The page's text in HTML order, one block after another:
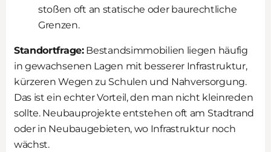
stoßen oft an statische oder baurechtliche
Grenzen.
Standortfrage:Bestandsimmobilien liegen häufig
in gewachsenen Lagen mit besserer Infrastruktur,
kürzeren Wegen zu Schulen und Nahversorgung.
Das ist ein echter Vorteil, den man nicht kleinreden
sollte. Neubauprojekte entstehen oft am Stadtrand
oder in Neubaugebieten, wo Infrastruktur noch
wächst.